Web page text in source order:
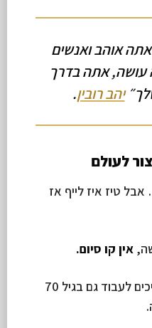
אוהב ואנשים
אתה בדרך
יהב רובין.
טיז איז לייף אז
אין קו סיום.
זה למה עשירי העולם ממשיכים לעבוד גם בגיל 70